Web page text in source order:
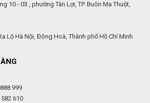
10 - 03 , phường Tân Lợi, TP. Buôn Ma Thuột,
Lộ Hà Nội, Đông Hoà, Thành phố Hồ Chí Minh
999
610